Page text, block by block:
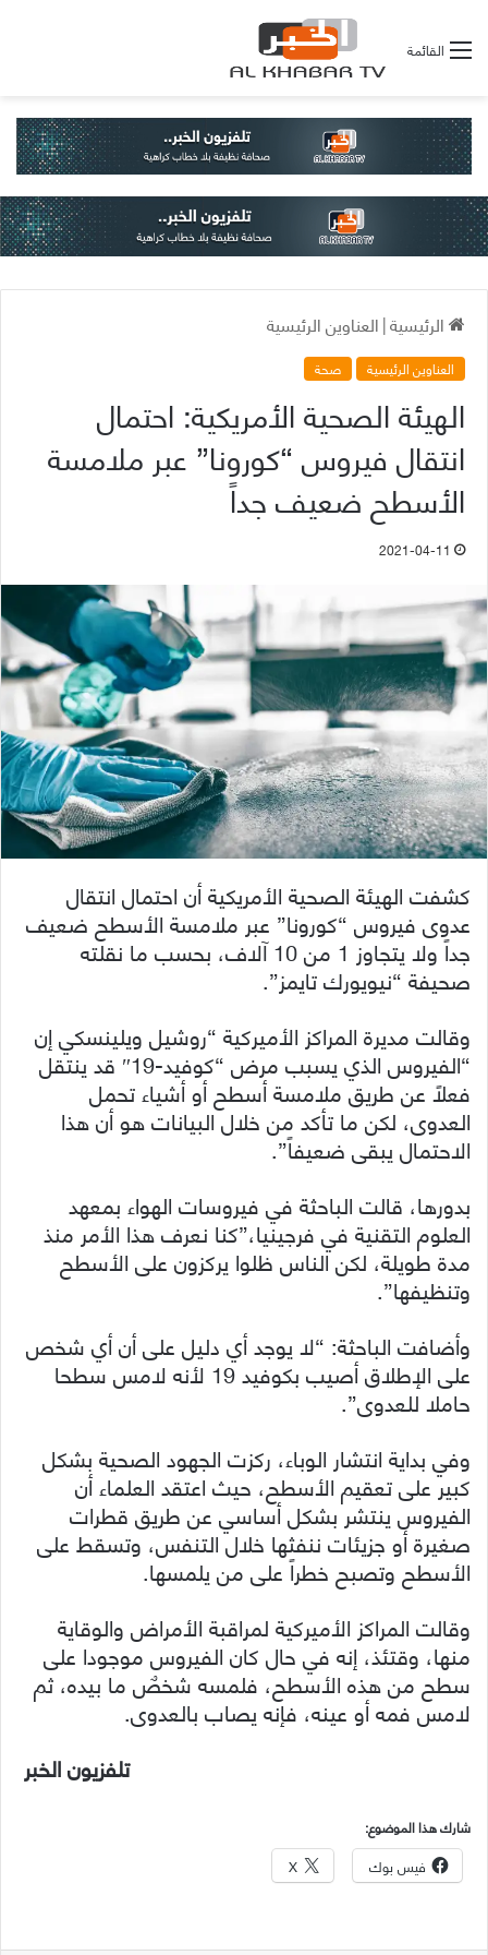
القائمة
الرئيسية|العناوين الرئيسية
العناوين الرئيسية صحة
الهيئة الصحية الأمريكية: احتمال
انتقال فيروس “كورونا” عبر ملامسة
الأسطح ضعيف جداً
2021-04-11
كشفت الهيئة الصحية الأمريكية أن احتمال انتقال
عدوى فيروس “كورونا” عبر ملامسة الأسطح ضعيف
جداً ولا يتجاوز 1 من 10 آلاف، بحسب ما نقلته
صحيفة “نيويورك تايمز”.
وقالت مديرة المراكز الأميركية “روشيل ويلينسكي إن
“الفيروس الذي يسبب مرض “كوفيد-19″ قد ينتقل
فعلاً عن طريق ملامسة أسطح أو أشياء تحمل
العدوى، لكن ما تأكد من خلال البيانات هو أن هذا
الاحتمال يبقى ضعيفاً”.
بدورها، قالت الباحثة في فيروسات الهواء بمعهد
العلوم التقنية في فرجينيا،”كنا نعرف هذا الأمر منذ
مدة طويلة، لكن الناس ظلوا يركزون على الأسطح
وتنظيفها”.
وأضافت الباحثة: “لا يوجد أي دليل على أن أي شخص
على الإطلاق أصيب بكوفيد 19 لأنه لامس سطحا
حاملا للعدوى”.
وفي بداية انتشار الوباء، ركزت الجهود الصحية بشكل
كبير على تعقيم الأسطح، حيث اعتقد العلماء أن
الفيروس ينتشر بشكل أساسي عن طريق قطرات
صغيرة أو جزيئات ننفثها خلال التنفس، وتسقط على
الأسطح وتصبح خطراً على من يلمسها.
وقالت المراكز الأميركية لمراقبة الأمراض والوقاية
منها، وقتئذ، إنه في حال كان الفيروس موجودا على
سطح من هذه الأسطح، فلمسه شخصٌ ما بيده، ثم
لامس فمه أو عينه، فإنه يصاب بالعدوى.
تلفزيون الخبر
شارك هذا الموضوع:
فيس بوك X